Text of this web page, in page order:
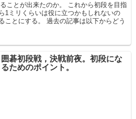
ことが出来たのか。 これから初段を目指
1ミリくらいは役に立つかもしれないの
ことにする。 過去の記事は以下からどう
囲碁初段戦，決戦前夜。初段にな
るためのポイント。